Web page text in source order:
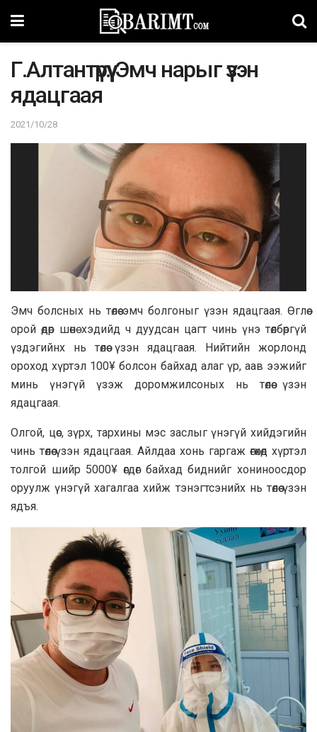
Г.Алтантүрүү: Эмч нарыг үзэн
ядацгаая
2021/10/28
Эмч болсных нь төлөө эмч болгоныг үзэн ядацгаая. Өглөө
орой өдөр шөнө хэдийд ч дуудсан цагт чинь үнэ төлбөргүй
үздэгийнх нь төлөө үзэн ядацгаая. Нийтийн жорлонд
ороход хүртэл 100¥ болсон байхад алаг үр, аав ээжийг
минь үнэгүй үзэж доромжилсоных нь төлөө үзэн
ядацгаая.
Олгой, цөс, зүрх, тархины мэс заслыг үнэгүй хийдэгийн
чинь төлөө үзэн ядацгаая. Айлдаа хонь гаргаж өгөхөд хүртэл
толгой шийр 5000¥ өгдөг байхад биднийг хониноосдор
оруулж үнэгүй хагалгаа хийж тэнэгтсэнийх нь төлөө үзэн
ядъя.